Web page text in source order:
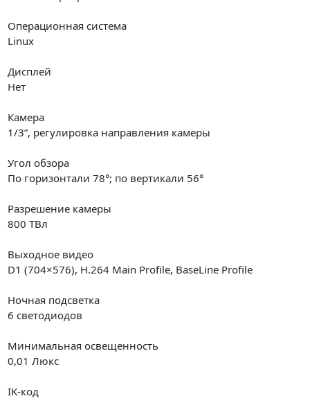
Операционная система
Linux
Дисплей
Нет
Камера
1/3”, регулировка направления камеры
Угол обзора
По горизонтали 78°; по вертикали 56°
Разрешение камеры
800 ТВл
Выходное видео
D1 (704×576), H.264 Main Profile, BaseLine Profile
Ночная подсветка
6 светодиодов
Минимальная освещенность
0,01 Люкс
IK-код